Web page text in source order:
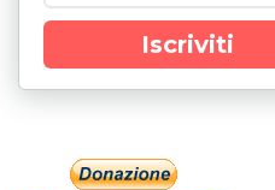
Iscriviti